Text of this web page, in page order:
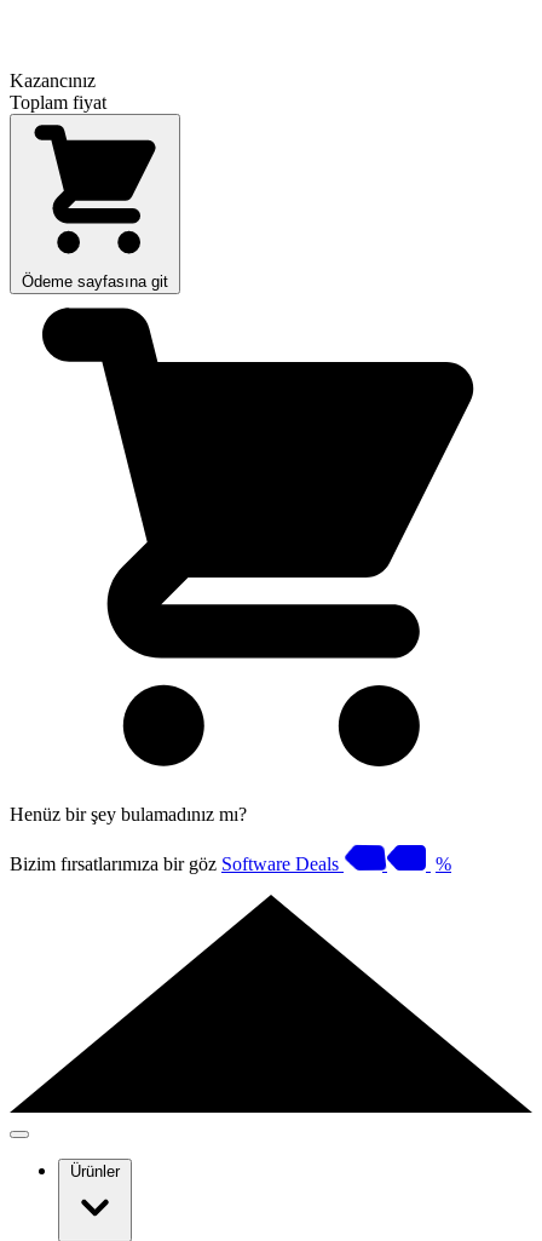
Kazancınız
Toplam fiyat
Ödeme sayfasına git
Henüz bir şey bulamadınız mı?
Bizim fırsatlarımıza bir göz Software Deals %
Ürünler